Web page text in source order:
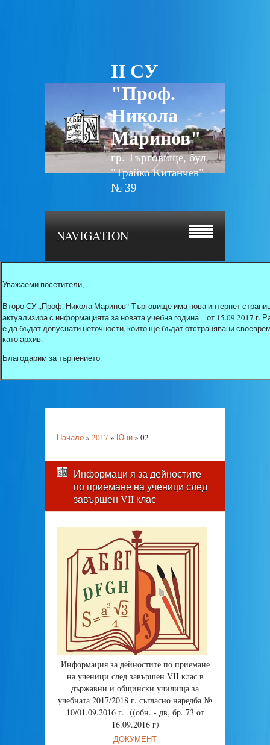
II СУ
"Проф.
Никола
Маринов"
гр. Търговище, бул.
"Трайко Китанчев"
№ 39
NAVIGATION
Уважаеми посетители,
Второ СУ „Проф. Никола Маринов“ Търговище има нова интернет
актуализира с информацията за новата учебна година – от 15.09.2017
е да бъдат допуснати неточности, които ще бъдат отстранявани
като архив.
Благодарим за търпението.
Начало» 2017 » Юни» 02
Информаци я за дейностите
по приемане на ученици след
завършен VII клас
Информация за дейностите по приемане
на ученици след завършен VII клас в
държавни и общински училища за
учебната 2017/2018 г. съгласно наредба №
10/01.09.2016 г. ((обн. - дв, бр. 73 от
16.09.2016 г)
ДОКУМЕНТ